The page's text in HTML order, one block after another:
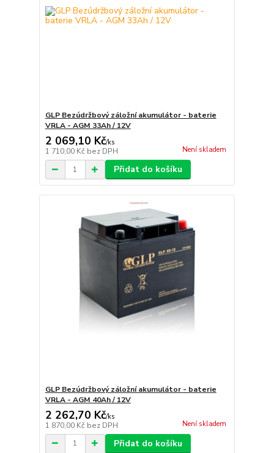
GLP Bezúdržbový záložní akumulátor - baterie
VRLA - AGM 33Ah / 12V
2 069,10 Kč/ks
1 710,00 Kč bez DPH Není skladem
Přidat do košíku
GLP Bezúdržbový záložní akumulátor - baterie
VRLA - AGM 40Ah / 12V
2 262,70 Kč/ks
1 870,00 Kč bez DPH Není skladem
Přidat do košíku